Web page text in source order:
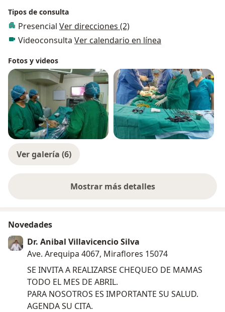
Tipos de consulta
Presencial Ver direcciones (2)
Videoconsulta Ver calendario en línea
Fotos y videos
Ver galería (6)
Mostrar más detalles
sobre la experiencia
Novedades
Dr. Anibal Villavicencio Silva
Ave. Arequipa 4067, Miraflores 15074
SE INVITA A REALIZARSE CHEQUEO DE MAMAS
TODO EL MES DE ABRIL.
PARA NOSOTROS ES IMPORTANTE SU SALUD.
AGENDA SU CITA.